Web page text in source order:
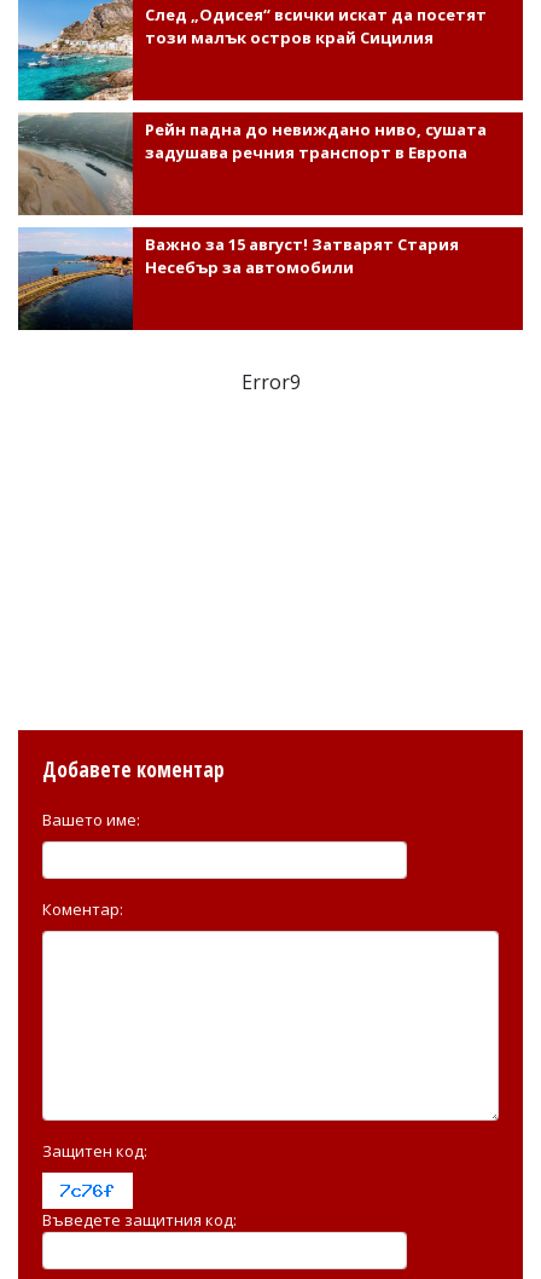
След „Одисея“ всички искат да посетят
този малък остров край Сицилия
Рейн падна до невиждано ниво, сушата
задушава речния транспорт в Европа
Важно за 15 август! Затварят Стария
Несебър за автомобили
Error9
Добавете коментар
Вашето име:
Коментар:
Защитен код:
Въведете защитния код: